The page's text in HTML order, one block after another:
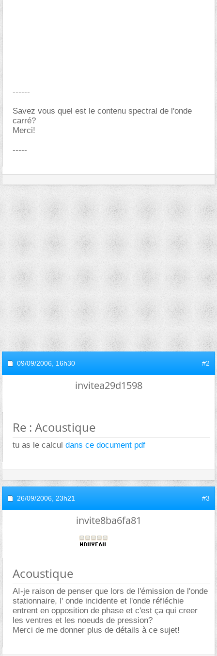
------
Savez vous quel est le contenu spectral de l'onde
carré?
Merci!
-----
09/09/2006, 16h30 #2
invitea29d1598
Re : Acoustique
tu as le calcul dans ce document pdf
26/09/2006, 23h21 #3
invite8ba6fa81
Acoustique
AI-je raison de penser que lors de l'émission de l'onde
stationnaire, l' onde incidente et l'onde réfléchie
entrent en opposition de phase et c'est ça qui creer
les ventres et les noeuds de pression?
Merci de me donner plus de détails à ce sujet!